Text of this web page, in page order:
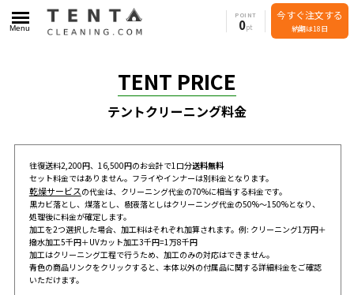
POINT
0
今すぐ注文する
納期は18日
Menu
TENT PRICE
テントクリーニング料金
往復送料2,200円、16,500円のお会計で1口分送料無料
セット料金ではありません。フライやインナーは別料金となります。
乾燥サービスの代金は、クリーニング代金の70%に相当する料金です。
黒カビ落とし、煤落とし、樹液落としはクリーニング代金の50%～150%となり、
処理後に料金が確定します。
加工を2つ選択した場合、加工料はそれぞれ加算されます。例: クリーニング1万円＋
撥水加工5千円＋UVカット加工3千円=1万8千円
加工はクリーニング工程で行うため、加工のみの対応はできません。
青色の商品リンクをクリックすると、本体以外の付属品に関する詳細料金をご確認
いただけます。